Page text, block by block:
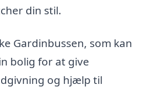
din stil.
Gardinbussen, som kan
bolig for at give
og hjælp til